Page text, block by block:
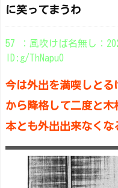
に笑ってまうわ
57 ：風吹けば名無し：
ID:g/ThNapu0
今は外出を満喫しと
から降格して二度と
本とも外出出来なくな